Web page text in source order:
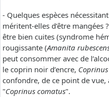
- Quelques espèces
méritent-elles d’être mangées
être bien cuites (syndrome
rougissante (Amanita
peut consommer avec de
le coprin noir d’encre,
confondre, de ce point de vue,
"Coprinus comatus".